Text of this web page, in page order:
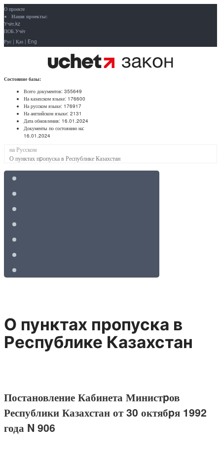
О проекте
Наши проекты:
Учёт.kz
ПОБ.Учёт
Рус | Қаз | Eng
Состояние базы:
Всего документов: 355649
На казахском языке: 176600
На русском языке: 176917
На английском языке: 2131
Дата обновления: 16.01.2024
Документы по состоянию на:
16.01.2024
на Русском
О пунктах пpопуска в Республике Казахстан
О пунктах пpопуска в
Республике Казахстан
Постановление Кабинета Министpов
Республики Казахстан от 30 октябpя 1992
года N 906